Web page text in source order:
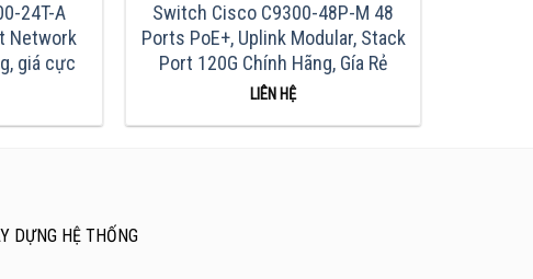
24T-A
Network
giá cực
Switch Cisco C9300-48P-M 48
Ports PoE+, Uplink Modular, Stack
Port 120G Chính Hãng, Gía Rẻ
LIÊN HỆ
DỰNG HỆ THỐNG